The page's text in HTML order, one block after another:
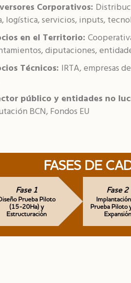
Corporativos:
logística, servicios, inputs,
en el Territorio:
diputaciones,
Técnicos: IRTA, empresas
público y entidades no
BCN, Fondos EU
FASES DE
Fase 1
Prueba Piloto
(15-20Ha) y
Estructuración
Fase 2
Prueba Piloto
Expansión